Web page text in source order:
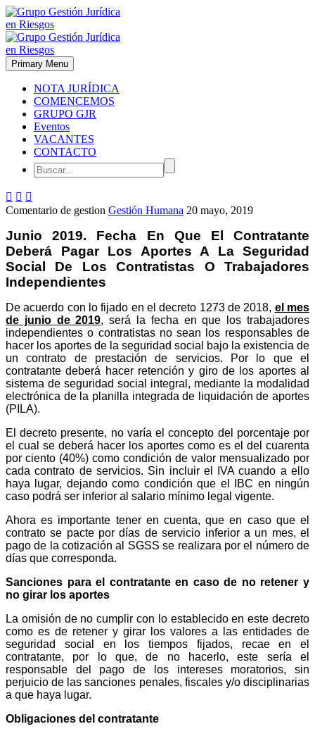
Primary Menu
NOTA JURÍDICA
COMENCEMOS
GRUPO GJR
Eventos
VACANTES
CONTACTO
  
Comentario de gestion Gestión Humana 20 mayo, 2019
Junio 2019. Fecha En Que El Contratante
Deberá Pagar Los Aportes A La Seguridad
Social De Los Contratistas O Trabajadores
Independientes
De acuerdo con lo fijado en el decreto 1273 de 2018, el mes
de junio de 2019, será la fecha en que los trabajadores
independientes o contratistas no sean los responsables de
hacer los aportes de la seguridad social bajo la existencia de
un contrato de prestación de servicios. Por lo que el
contratante deberá hacer retención y giro de los aportes al
sistema de seguridad social integral, mediante la modalidad
electrónica de la planilla integrada de liquidación de aportes
(PILA).
El decreto presente, no varía el concepto del porcentaje por
el cual se deberá hacer los aportes como es el del cuarenta
por ciento (40%) como condición de valor mensualizado por
cada contrato de servicios. Sin incluir el IVA cuando a ello
haya lugar, dejando como condición que el IBC en ningún
caso podrá ser inferior al salario mínimo legal vigente.
Ahora es importante tener en cuenta, que en caso que el
contrato se pacte por días de servicio inferior a un mes, el
pago de la cotización al SGSS se realizara por el número de
días que corresponda.
Sanciones para el contratante en caso de no retener y
no girar los aportes
La omisión de no cumplir con lo establecido en este decreto
como es de retener y girar los valores a las entidades de
seguridad social en los tiempos fijados, recae en el
contratante, por lo que, de no hacerlo, este sería el
responsable del pago de los intereses moratorios, sin
perjuicio de las sanciones penales, fiscales y/o disciplinarias
a que haya lugar.
Obligaciones del contratante